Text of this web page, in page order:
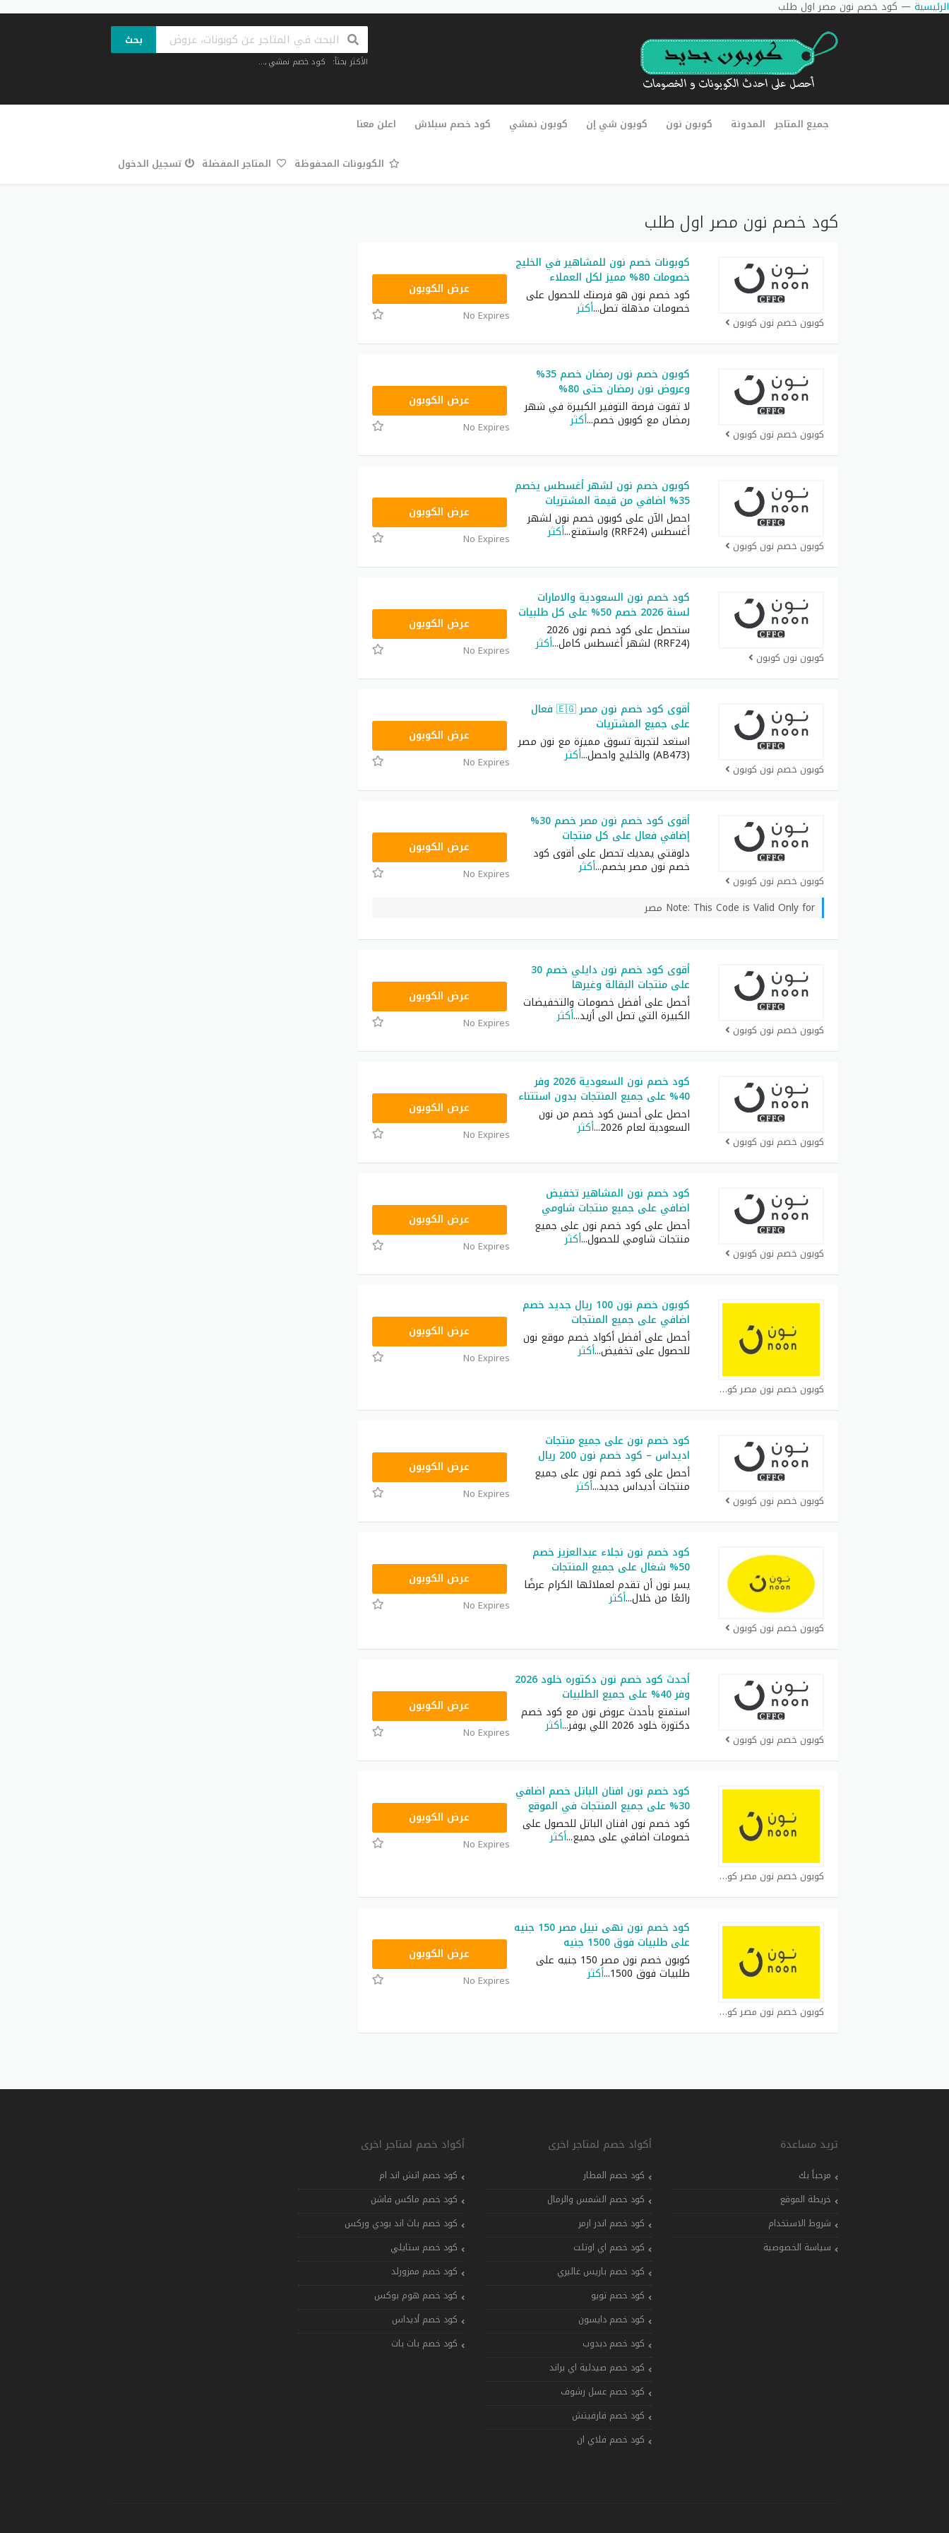
الرئيسية — كود خصم نون مصر اول طلب
بحث
الأكثر بحثاً: كود خصم نمشي,...
تخطي
جميع المتاجر المدونة كوبون نون كوبون شي إن كوبون نمشي كود خصم سبلاش اعلن معنا
الكوبونات المحفوظة المتاجر المفضلة تسجيل الدخول
كود خصم نون مصر اول طلب
كوبون خصم نون كوبون
كوبونات خصم نون للمشاهير في الخليج
خصومات 80% مميز لكل العملاء
كود خصم نون هو فرصتك للحصول على
خصومات مذهلة تصل...أكثر
RRF24عرض الكوبون
No Expires
كوبون خصم نون كوبون
كوبون خصم نون رمضان خصم 35%
وعروض نون رمضان حتى 80%
لا تفوت فرصة التوفير الكبيرة في شهر
رمضان مع كوبون خصم...أكثر
RRF24عرض الكوبون
No Expires
كوبون خصم نون كوبون
كوبون خصم نون لشهر أغسطس يخصم
35% اضافي من قيمة المشتريات
احصل الآن على كوبون خصم نون لشهر
أغسطس (RRF24) واستمتع ...أكثر
RRF24عرض الكوبون
No Expires
كوبون نون كوبون
كود خصم نون السعودية والامارات
لسنة 2026 خصم 50% على كل طلبيات
ستحصل على كود خصم نون 2026
(RRF24) لشهر أغسطس كامل ...أكثر
RRF24عرض الكوبون
No Expires
كوبون خصم نون كوبون
أقوى كود خصم نون مصر 🇪🇬 فعال
على جميع المشتريات
استعد لتجربة تسوق مميزة مع نون مصر
(AB473) والخليج واحصل ...أكثر
AB473عرض الكوبون
No Expires
كوبون خصم نون كوبون
أقوى كود خصم نون مصر خصم 30%
إضافي فعال على كل منتجات
دلوقتي يمديك تحصل على أقوى كود
خصم نون مصر بخصم...أكثر
AB473عرض الكوبون
No Expires
Note: This Code is Valid Only for مصر
كوبون خصم نون كوبون
أقوى كود خصم نون دايلي خصم 30
على منتجات البقالة وغيرها
أحصل على أفضل خصومات والتخفيضات
الكبيرة التي تصل الى أزيد...أكثر
عرض الكوبون
No Expires
كوبون خصم نون كوبون
كود خصم نون السعودية 2026 وفر
40% على جميع المنتجات بدون استتناء
احصل على أحسن كود خصم من نون
السعودية لعام 2026 ...أكثر
RRF24عرض الكوبون
No Expires
كوبون خصم نون كوبون
كود خصم نون المشاهير تخفيض
اضافي على جميع منتجات شاومي
أحصل على كود خصم نون على جميع
منتجات شاومي للحصول...أكثر
RRF24عرض الكوبون
No Expires
كوبون خصم نون مصر كوبون
كوبون خصم نون 100 ريال جديد خصم
اضافي على جميع المنتجات
أحصل على أفضل أكواد خصم موقع نون
للحصول على تخفيض...أكثر
RRF24عرض الكوبون
No Expires
كوبون خصم نون كوبون
كود خصم نون على جميع منتجات
اديداس – كود خصم نون 200 ريال
أحصل على كود خصم نون على جميع
منتجات أديداس جديد...أكثر
عرض الكوبون
No Expires
كوبون خصم نون كوبون
كود خصم نون نجلاء عبدالعزيز خصم
50% شغال على جميع المنتجات
يسر نون أن تقدم لعملائها الكرام عرضًا
رائعًا من خلال...أكثر
RRF24عرض الكوبون
No Expires
كوبون خصم نون كوبون
أحدث كود خصم نون دكتوره خلود 2026
وفر 40% على جميع الطلبيات
استمتع بأحدث عروض نون مع كود خصم
دكتورة خلود 2026 اللي يوفر ...أكثر
RRF24عرض الكوبون
No Expires
كوبون خصم نون مصر كوبون
كود خصم نون افنان الباتل خصم اضافي
30% على جميع المنتجات في الموقع
كود خصم نون افنان الباتل للحصول على
خصومات اضافي على جميع...أكثر
RRF24عرض الكوبون
No Expires
كوبون خصم نون مصر كوبون
كود خصم نون نهى نبيل مصر 150 جنيه
على طلبيات فوق 1500 جنيه
كوبون خصم نون مصر 150 جنيه على
طلبيات فوق 1500 ...أكثر
RRF24عرض الكوبون
No Expires
تريد مساعدة
مرحباً بك
خريطة الموقع
شروط الاستخدام
سياسة الخصوصية
أكواد خصم لمتاجر اخرى
كود خصم المطار
كود خصم الشمس والرمال
كود خصم اندر ارمر
كود خصم اي اوتلت
كود خصم باريس غاليري
كود خصم تويو
كود خصم دايسون
كود خصم دبدوب
كود خصم صيدلية اي براند
كود خصم عسل رشوف
كود خصم فارفيتش
كود خصم فلاي ان
أكواد خصم لمتاجر اخرى
كود خصم اتش اند ام
كود خصم ماكس فاشن
كود خصم باث اند بودي وركس
كود خصم ستايلي
كود خصم ممزورلد
كود خصم هوم بوكس
كود خصم أديداس
كود خصم بات بات